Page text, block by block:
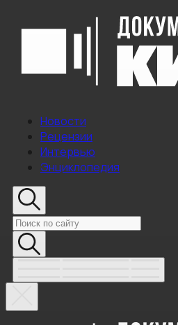
Новости
Рецензии
Интервью
Энциклопедия